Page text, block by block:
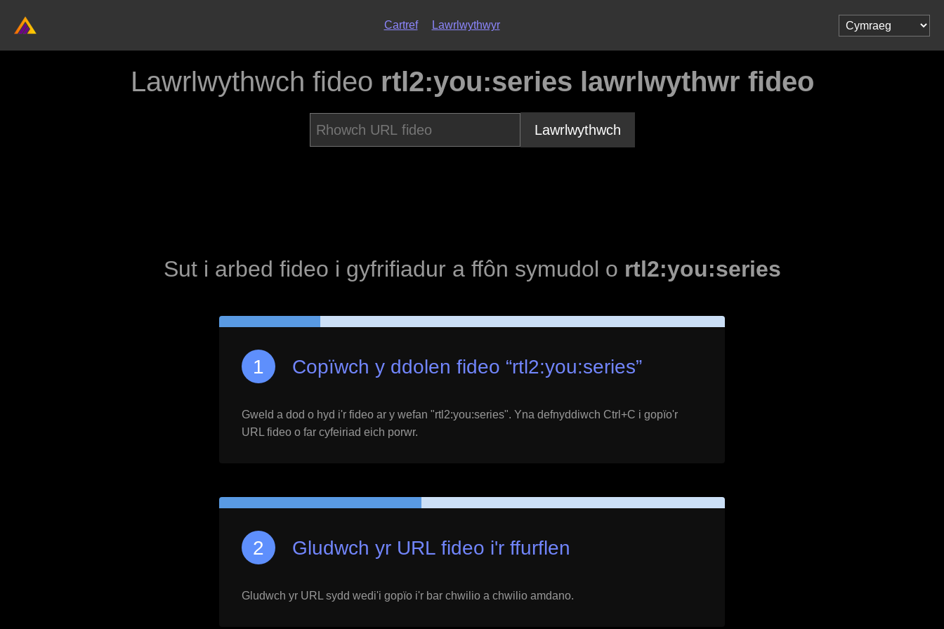
Cartref Lawrlwythwyr
Lawrlwythwch fideo rtl2:you:series lawrlwythwr fideo
Lawrlwythwch
Sut i arbed fideo i gyfrifiadur a ffôn symudol o rtl2:you:series
Copïwch y ddolen fideo “rtl2:you:series”
Gweld a dod o hyd i'r fideo ar y wefan "rtl2:you:series". Yna defnyddiwch Ctrl+C i gopïo'r
URL fideo o far cyfeiriad eich porwr.
Gludwch yr URL fideo i'r ffurflen
Gludwch yr URL sydd wedi'i gopïo i'r bar chwilio a chwilio amdano.